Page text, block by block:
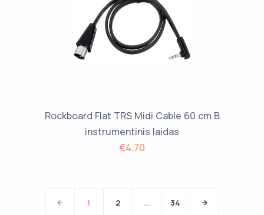
Rockboard Flat TRS Midi Cable 60 cm B
instrumentinis laidas
€4.70
1 2 ... 34